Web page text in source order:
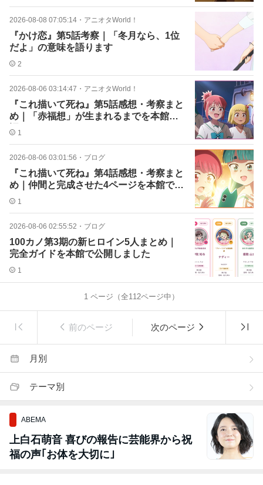
2026-08-08 07:05:14 ・ アニオタWorld！
『かけ恋』第5話考察｜「冬月なら、1位
だよ」の意味を語ります
2
2026-08-06 03:14:47 ・ アニオタWorld！
『これ描いて死ね』第5話感想・考察まと
め｜「赤福想」が生まれるまでを本館で
語りました
1
2026-08-06 03:01:56 ・ ブログ
『これ描いて死ね』第4話感想・考察まと
め｜仲間と完成させた4ページを本館で語
りました
1
2026-08-06 02:55:52 ・ ブログ
100カノ第3期の新ヒロイン5人まとめ｜
完全ガイドを本館で公開しました
1
1 ページ（全112ページ中）
前のページ 次のページ
月別
テーマ別
ABEMA
上白石萌音 喜びの報告に芸能界から祝
福の声｢お体を大切に｣